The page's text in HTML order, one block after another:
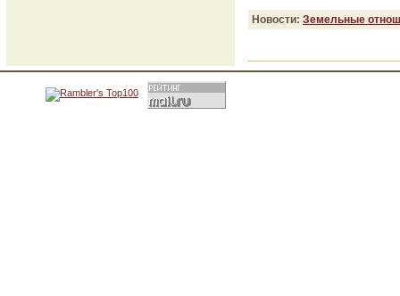
Новости: Земельные